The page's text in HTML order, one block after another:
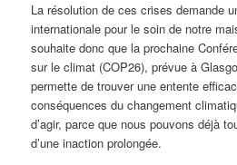
La résolution de ces crises demande
internationale pour le soin de notre
souhaite donc que la prochaine
sur le climat (COP26), prévue à
permette de trouver une entente
conséquences du changement
d’agir, parce que nous pouvons déjà
d’une inaction prolongée.